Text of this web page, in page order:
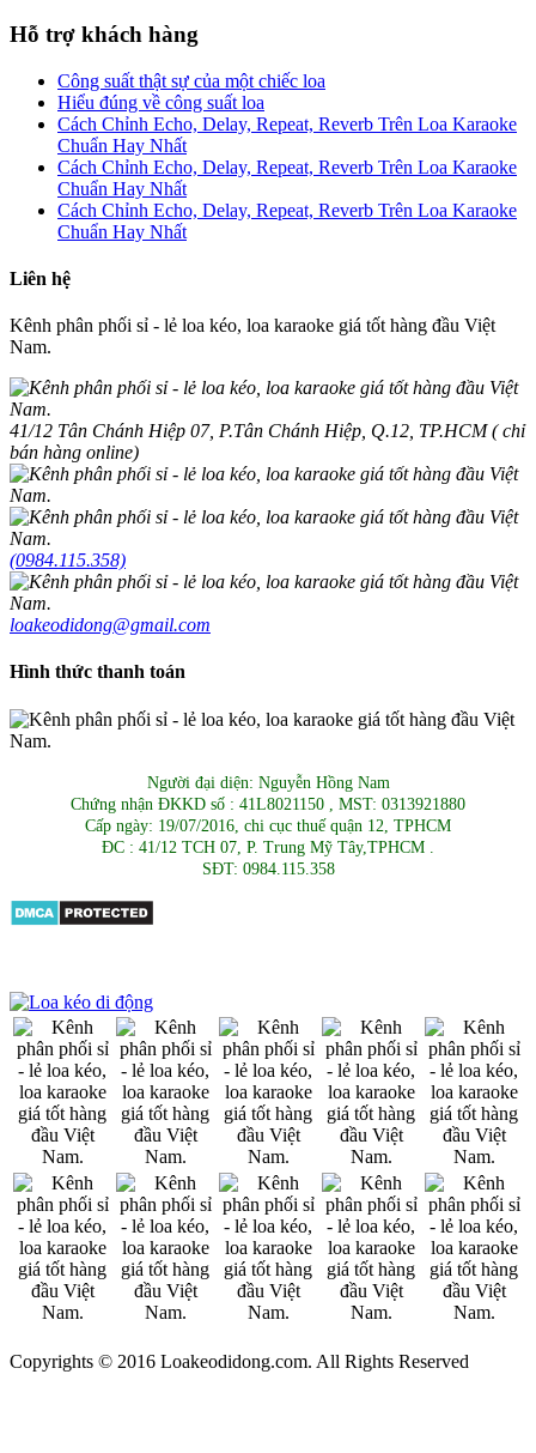
Hỗ trợ khách hàng
Công suất thật sự của một chiếc loa
Hiểu đúng về công suất loa
Cách Chỉnh Echo, Delay, Repeat, Reverb Trên Loa Karaoke
Chuẩn Hay Nhất
Cách Chỉnh Echo, Delay, Repeat, Reverb Trên Loa Karaoke
Chuẩn Hay Nhất
Cách Chỉnh Echo, Delay, Repeat, Reverb Trên Loa Karaoke
Chuẩn Hay Nhất
Liên hệ
Kênh phân phối sỉ - lẻ loa kéo, loa karaoke giá tốt hàng đầu Việt
Nam.
41/12 Tân Chánh Hiệp 07, P.Tân Chánh Hiệp, Q.12, TP.HCM ( chỉ
bán hàng online)
(0984.115.358)
loakeodidong@gmail.com
Hình thức thanh toán
Người đại diện: Nguyễn Hồng Nam
Chứng nhận ĐKKD số : 41L8021150 , MST: 0313921880
Cấp ngày: 19/07/2016, chi cục thuế quận 12, TPHCM
ĐC : 41/12 TCH 07, P. Trung Mỹ Tây,TPHCM .
SĐT: 0984.115.358
Copyrights © 2016 Loakeodidong.com. All Rights Reserved